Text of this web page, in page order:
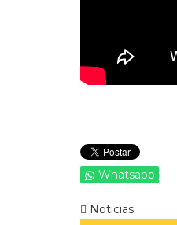
Whatsapp
Noticias